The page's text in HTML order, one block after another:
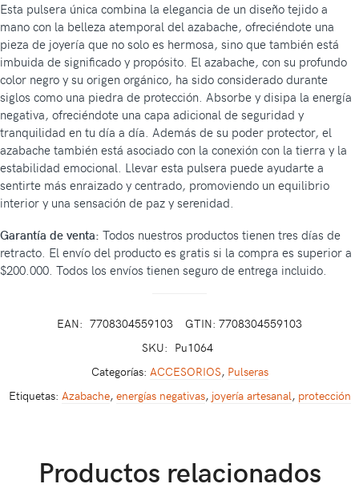
Esta pulsera única combina la elegancia de un diseño tejido a
mano con la belleza atemporal del azabache, ofreciéndote una
pieza de joyería que no solo es hermosa, sino que también está
imbuida de significado y propósito. El azabache, con su profundo
color negro y su origen orgánico, ha sido considerado durante
siglos como una piedra de protección. Absorbe y disipa la energía
negativa, ofreciéndote una capa adicional de seguridad y
tranquilidad en tu día a día. Además de su poder protector, el
azabache también está asociado con la conexión con la tierra y la
estabilidad emocional. Llevar esta pulsera puede ayudarte a
sentirte más enraizado y centrado, promoviendo un equilibrio
interior y una sensación de paz y serenidad.
Garantía de venta: Todos nuestros productos tienen tres días de
retracto. El envío del producto es gratis si la compra es superior a
$200.000. Todos los envíos tienen seguro de entrega incluido.
EAN: 7708304559103
GTIN: 7708304559103
SKU: Pu1064
Categorías: ACCESORIOS, Pulseras
Etiquetas: Azabache, energías negativas, joyería artesanal, protección
Productos relacionados